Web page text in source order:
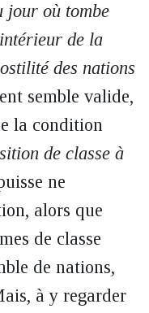
jour où tombe
de la
des nations
semble valide,
la condition
de classe à
ne
alors que
de classe
de nations,
à y regarder